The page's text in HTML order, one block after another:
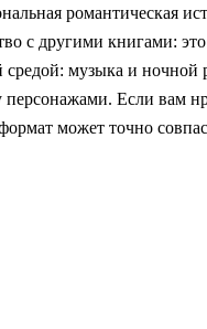
романтическая
с другими книгами:
музыка и ночной
Если вам
может точно